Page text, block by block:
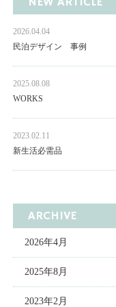
2026.04.04
民泊デザイン 事例
2025.08.08
WORKS
2023.02.11
新生活必需品
ARCHIVE
2026年4月
2025年8月
2023年2月